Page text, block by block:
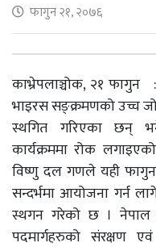
फागुन २१, २०७६
काभ्रेपलाञ्चोक, २१ फागुन :
भाइरस सङ्क्रमणको उच्च
स्थगित गरिएका छन्
कार्यक्रममा रोक
विष्णु दल गणले यही फागुन
सन्दर्भमा आयोजना गर्न
स्थगन गरेको छ । नेपाल
पदमार्गहरुको संरक्षण